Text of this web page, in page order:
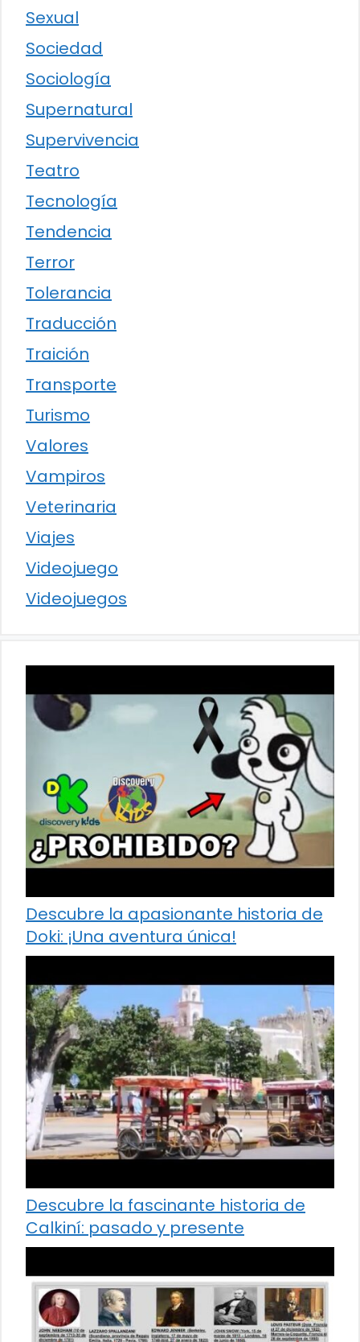
Sexual
Sociedad
Sociología
Supernatural
Supervivencia
Teatro
Tecnología
Tendencia
Terror
Tolerancia
Traducción
Traición
Transporte
Turismo
Valores
Vampiros
Veterinaria
Viajes
Videojuego
Videojuegos
Descubre la apasionante historia de
Doki: ¡Una aventura única!
Descubre la fascinante historia de
Calkiní: pasado y presente